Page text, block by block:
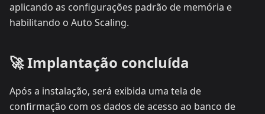
aplicando as configurações padrão de memória e
habilitando o Auto Scaling.
🚀 Implantação concluída
Após a instalação, será exibida uma tela de
confirmação com os dados de acesso ao banco de